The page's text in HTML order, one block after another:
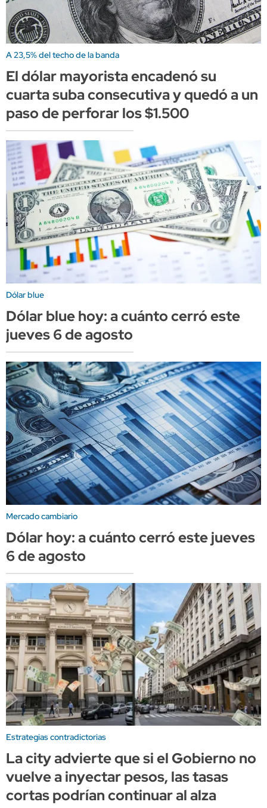
A 23,5% del techo de la banda
El dólar mayorista encadenó su
cuarta suba consecutiva y quedó a un
paso de perforar los $1.500
Dólar blue
Dólar blue hoy: a cuánto cerró este
jueves 6 de agosto
Mercado cambiario
Dólar hoy: a cuánto cerró este jueves
6 de agosto
Estrategias contradictorias
La city advierte que si el Gobierno no
vuelve a inyectar pesos, las tasas
cortas podrían continuar al alza